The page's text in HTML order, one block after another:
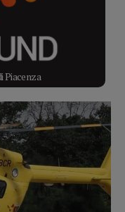
Piacenza